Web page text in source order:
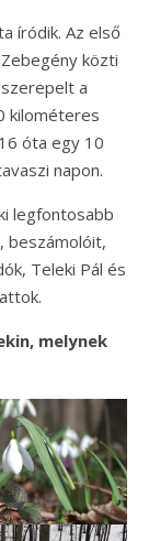
íródik. Az első
közti
a
kilométeres
óta egy 10
napon.
legfontosabb
beszámolóit,
Teleki Pál és
melynek